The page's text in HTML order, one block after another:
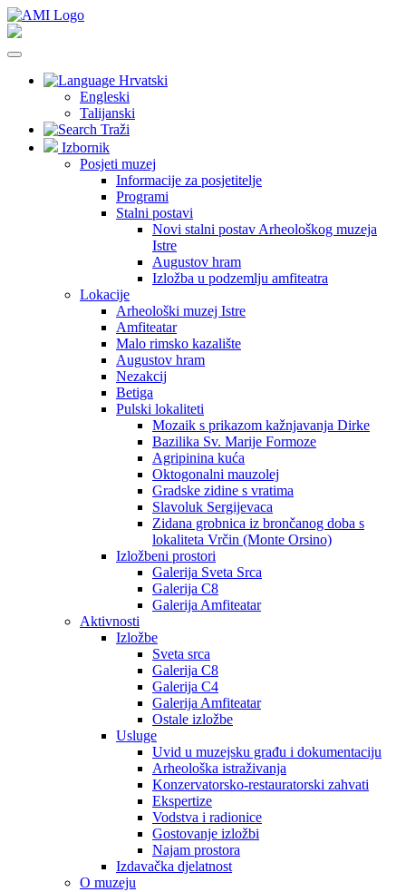
Hrvatski
Engleski
Talijanski
Traži
Izbornik
Posjeti muzej
Informacije za posjetitelje
Programi
Stalni postavi
Novi stalni postav Arheološkog muzeja
Istre
Augustov hram
Izložba u podzemlju amfiteatra
Lokacije
Arheološki muzej Istre
Amfiteatar
Malo rimsko kazalište
Augustov hram
Nezakcij
Betiga
Pulski lokaliteti
Mozaik s prikazom kažnjavanja Dirke
Bazilika Sv. Marije Formoze
Agripinina kuća
Oktogonalni mauzolej
Gradske zidine s vratima
Slavoluk Sergijevaca
Zidana grobnica iz brončanog doba s
lokaliteta Vrčin (Monte Orsino)
Izložbeni prostori
Galerija Sveta Srca
Galerija C8
Galerija Amfiteatar
Aktivnosti
Izložbe
Sveta srca
Galerija C8
Galerija C4
Galerija Amfiteatar
Ostale izložbe
Usluge
Uvid u muzejsku građu i dokumentaciju
Arheološka istraživanja
Konzervatorsko-restauratorski zahvati
Ekspertize
Vodstva i radionice
Gostovanje izložbi
Najam prostora
Izdavačka djelatnost
O muzeju